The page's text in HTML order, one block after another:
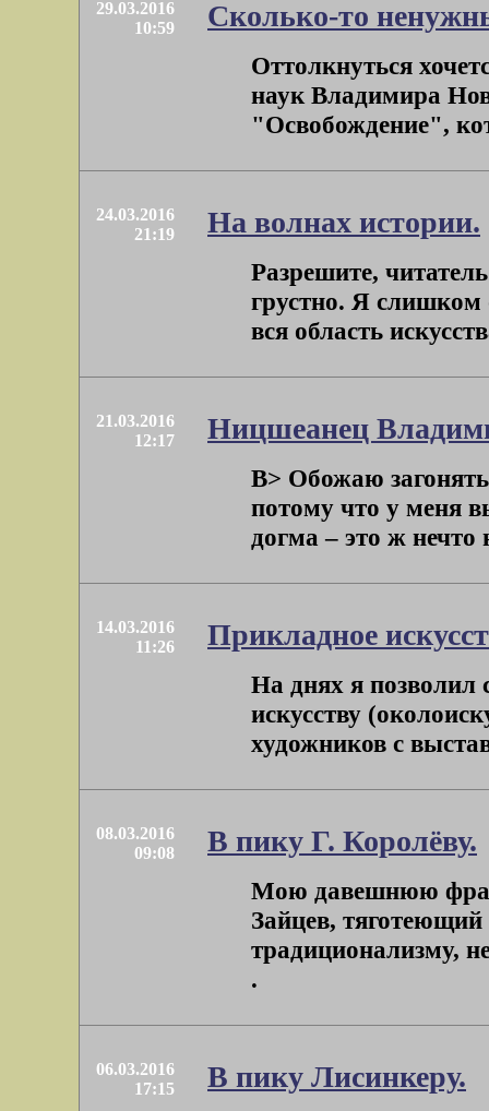
29.03.2016
10:59
Сколько-то
Оттолкнуться
наук Владимира
"Освобождение",
24.03.2016
21:19
На волнах истории.
Разрешите,
грустно. Я
вся область
21.03.2016
12:17
Ницшеанец
B> Обожаю загонять
потому что у меня
догма – это ж нечто
14.03.2016
11:26
Прикладное
На днях я позволил
искусству
художников с
08.03.2016
09:08
В пику Г. Королёву.
Мою давешнюю
Зайцев, тяготеющий
традиционализму,
.
06.03.2016
17:15
В пику Лисинкеру.